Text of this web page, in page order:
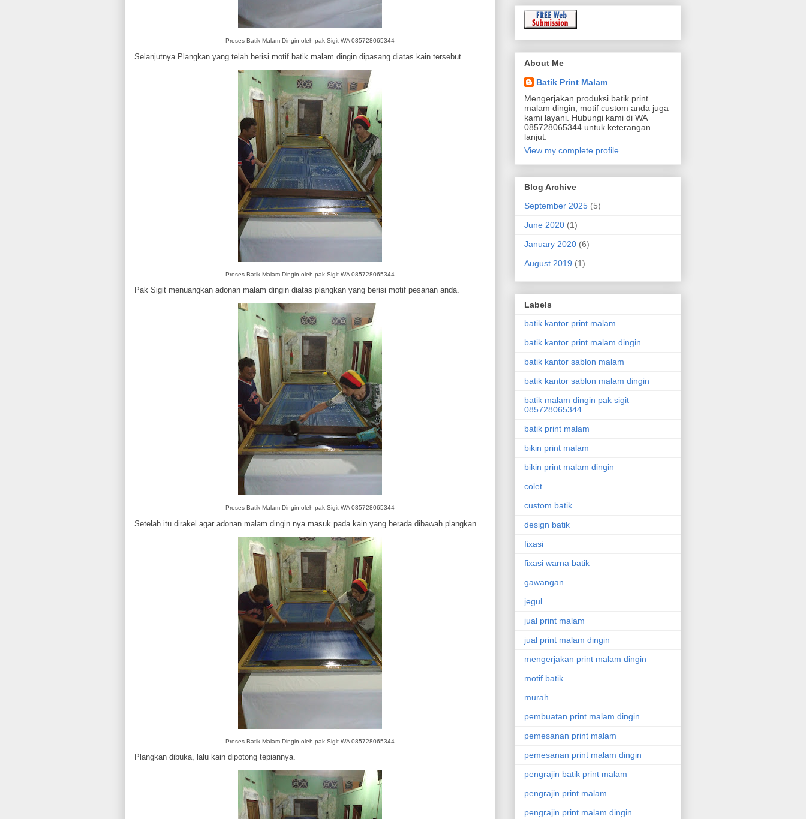
Proses Batik Malam Dingin oleh pak Sigit WA 085728065344
Selanjutnya Plangkan yang telah berisi motif batik malam dingin dipasang diatas kain tersebut.
Proses Batik Malam Dingin oleh pak Sigit WA 085728065344
Pak Sigit menuangkan adonan malam dingin diatas plangkan yang berisi motif pesanan anda.
Proses Batik Malam Dingin oleh pak Sigit WA 085728065344
Setelah itu dirakel agar adonan malam dingin nya masuk pada kain yang berada dibawah plangkan.
Proses Batik Malam Dingin oleh pak Sigit WA 085728065344
Plangkan dibuka, lalu kain dipotong tepiannya.
About Me
Batik Print Malam
Mengerjakan produksi batik print
malam dingin, motif custom anda juga
kami layani. Hubungi kami di WA
085728065344 untuk keterangan
lanjut.
View my complete profile
Blog Archive
September 2025 (5)
June 2020 (1)
January 2020 (6)
August 2019 (1)
Labels
batik kantor print malam
batik kantor print malam dingin
batik kantor sablon malam
batik kantor sablon malam dingin
batik malam dingin pak sigit
085728065344
batik print malam
bikin print malam
bikin print malam dingin
colet
custom batik
design batik
fixasi
fixasi warna batik
gawangan
jegul
jual print malam
jual print malam dingin
mengerjakan print malam dingin
motif batik
murah
pembuatan print malam dingin
pemesanan print malam
pemesanan print malam dingin
pengrajin batik print malam
pengrajin print malam
pengrajin print malam dingin